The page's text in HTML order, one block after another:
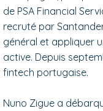
de PSA Financial
recruté par
général et appliquer
active. Depuis
fintech portugaise.
Nuno Zigue a